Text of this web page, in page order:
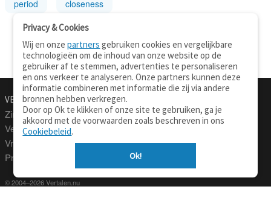
period closeness
VERTALEN.NU
Zinnen vertalen
Verklarend woordenboek
Vraagbaak
Professionele vertaling
© 2004–2026 Vertalen.nu
Over deze site
Privacy
Privacy & Cookies
Wij en onzepartners gebruiken cookies en vergelijkbare
technologieën om de inhoud van onze website op de
gebruiker af te stemmen, advertenties te personaliseren
en ons verkeer te analyseren. Onze partners kunnen deze
informatie combineren met informatie die zij via andere
bronnen hebben verkregen.
Door op Ok te klikken of onze site te gebruiken, ga je
akkoord met de voorwaarden zoals beschreven in ons
Cookiebeleid.
Ok!